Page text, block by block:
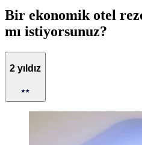
Bir ekonomik otel
mı istiyorsunuz?
2 yıldız